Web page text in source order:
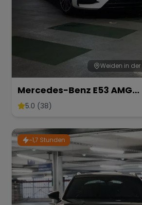
Weiden in
Mercedes-Benz E53 AMG
Performance
5.0 (38)
~1,7 Stunden